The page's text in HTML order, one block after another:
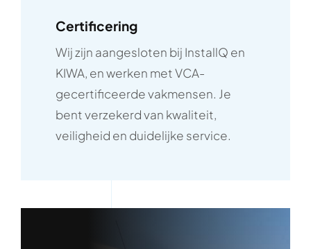
Certificering
Wij zijn aangesloten bij InstallQ en
KIWA, en werken met VCA-
gecertificeerde vakmensen. Je
bent verzekerd van kwaliteit,
veiligheid en duidelijke service.